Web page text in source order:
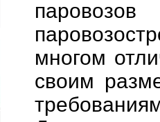
многом
своим